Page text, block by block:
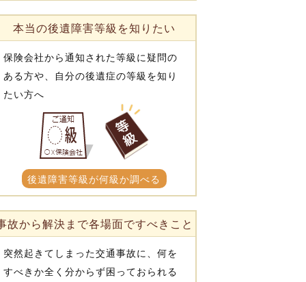
本当の後遺障害等級を知りたい
保険会社から通知された等級に疑問の
ある方や、自分の後遺症の等級を知り
たい方へ
後遺障害等級が何級か調べる
故から解決まで各場面ですべきこと
突然起きてしまった交通事故に、何を
すべきか全く分からず困っておられる